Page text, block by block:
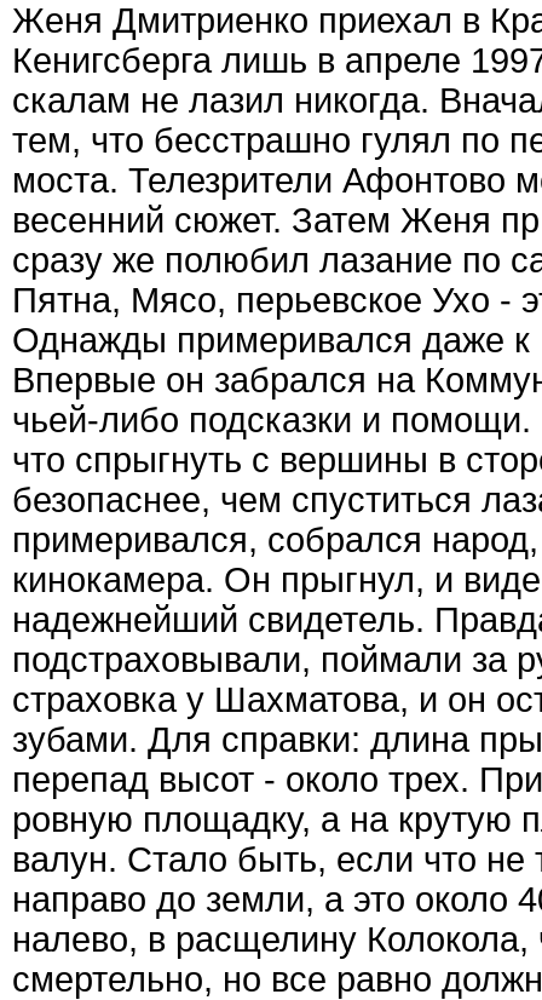
Женя Дмитриенко приехал в
Кенигсберга лишь в апреле
скалам не лазил никогда.
тем, что бесстрашно гулял по
моста. Телезрители Афонтово
весенний сюжет. Затем Женя
сразу же полюбил лазание по
Пятна, Мясо, перьевское Ухо -
Однажды примеривался даже к
Впервые он забрался на
чьей-либо подсказки и
что спрыгнуть с вершины в
безопаснее, чем спуститься
примеривался, собрался
кинокамера. Он прыгнул, и
надежнейший свидетель.
подстраховывали, поймали за
страховка у Шахматова, и он
зубами. Для справки: длина
перепад высот - около трех.
ровную площадку, а на крутую
валун. Стало быть, если что не
направо до земли, а это около
налево, в расщелину Колокола,
смертельно, но все равно